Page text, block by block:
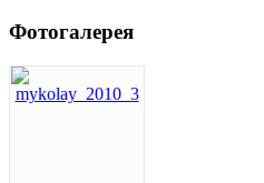
Фотогалерея